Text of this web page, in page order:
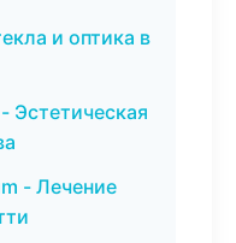
и оптика в
Эстетическая
- Лечение